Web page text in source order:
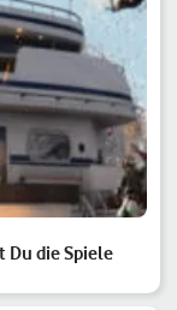
die Spiele